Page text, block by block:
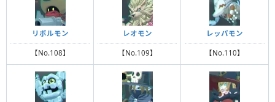
リボルモン
【No.108】
レオモン
【No.109】
レッパモン
【No.110】